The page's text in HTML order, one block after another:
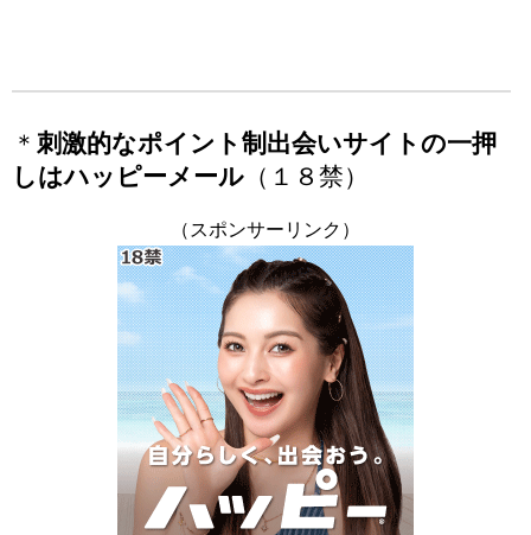
＊ 刺激的なポイント制出会いサイトの一押
しはハッピーメール （１８禁）
（スポンサーリンク）